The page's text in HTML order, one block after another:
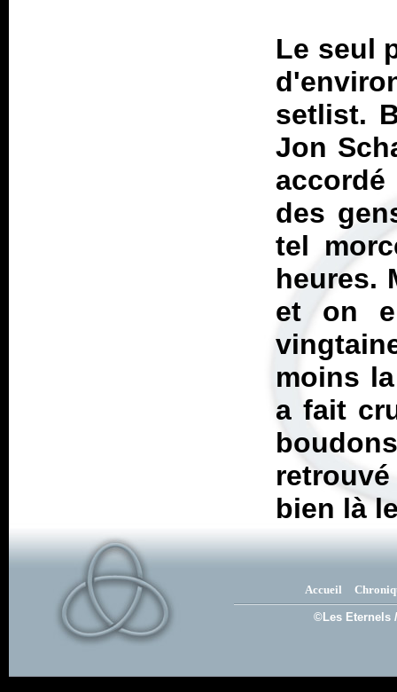
Le seul
setlist.
Jon
accordé
des
tel
heures.
et on
moins
a fait
bien là
Accueil
©Les Eternels